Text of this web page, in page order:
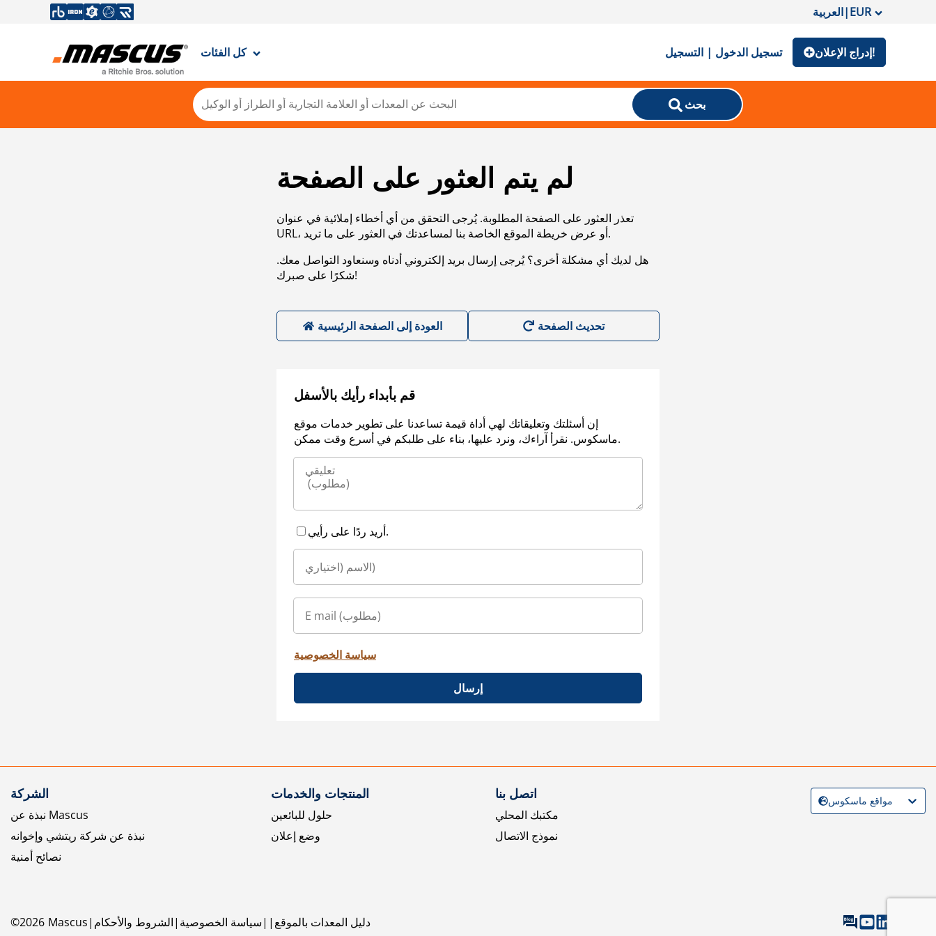
العربية|EUR
كل الفئات تسجيل الدخول | التسجيل إدراج الإعلان!
بحث
لم يتم العثور على الصفحة
تعذر العثور على الصفحة المطلوبة. يُرجى التحقق من أي أخطاء إملائية في عنوان
URL، أو عرض خريطة الموقع الخاصة بنا لمساعدتك في العثور على ما تريد.
هل لديك أي مشكلة أخرى؟ يُرجى إرسال بريد إلكتروني أدناه وسنعاود التواصل معك.
شكرًا على صبرك!
العودة إلى الصفحة الرئيسية
قم بأبداء رأيك بالأسفل
إن أسئلتك وتعليقاتك لهي أداة قيمة تساعدنا على تطوير خدمات موقع
ماسكوس. نقرأ آراءك، ونرد عليها، بناء على طلبكم في أسرع وقت ممكن.
أريد ردًا على رأيي.
سياسة الخصوصية
إرسال
الشركة
نبذة عن Mascus
نبذة عن شركة ريتشي وإخوانه
نصائح أمنية
المنتجات والخدمات
حلول للبائعين
وضع إعلان
اتصل بنا
مكتبك المحلي
نموذج الاتصال
©2026 Mascus الشروط والأحكام سياسة الخصوصية دليل المعدات بالموقع
مواقع ماسكوس